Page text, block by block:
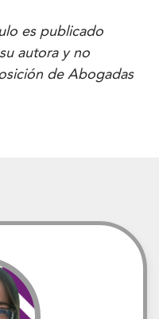
es publicado
autora y no
de Abogadas